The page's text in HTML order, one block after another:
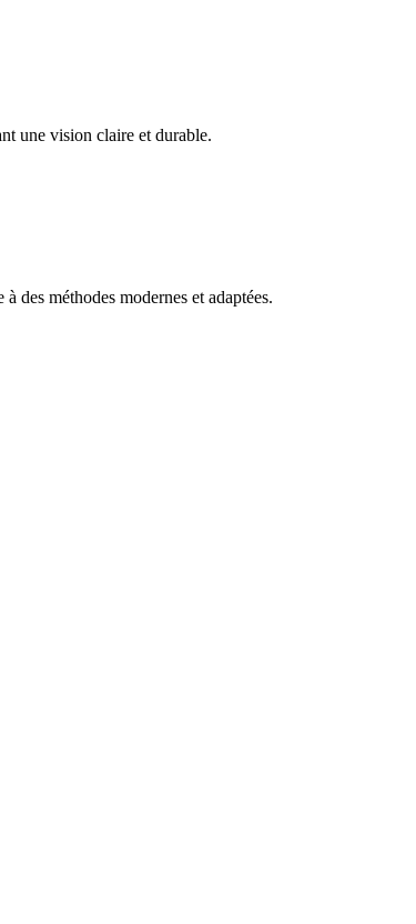
une vision claire et durable.
des méthodes modernes et adaptées.